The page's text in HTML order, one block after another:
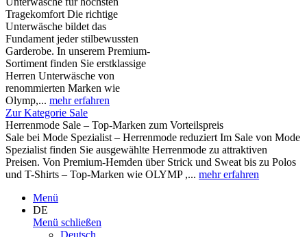
Tragekomfort Die richtige
Unterwäsche bildet das
Fundament jeder stilbewussten
Garderobe. In unserem Premium-
Sortiment finden Sie erstklassige
Herren Unterwäsche von
renommierten Marken wie
Olymp,... mehr erfahren
Zur Kategorie Sale
Herrenmode Sale – Top-Marken zum Vorteilspreis
Sale bei Mode Spezialist – Herrenmode reduziert Im Sale von Mode
Spezialist finden Sie ausgewählte Herrenmode zu attraktiven
Preisen. Von Premium-Hemden über Strick und Sweat bis zu Polos
und T-Shirts – Top-Marken wie OLYMP ,... mehr erfahren
Menü
DE
Menü schließen
Deutsch